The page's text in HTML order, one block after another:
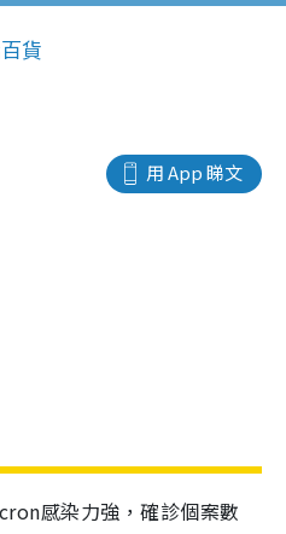
貨
用 App 睇文
感染力強，確診個案數